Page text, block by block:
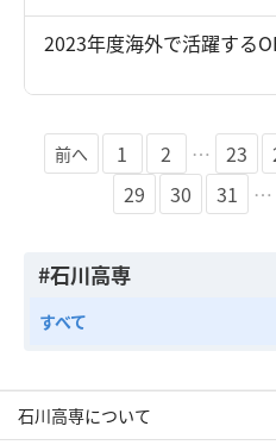
2023年度海外で活躍する
前へ 1 2 … 23
29
30 31 …
#石川高専
すべて
石川高専について